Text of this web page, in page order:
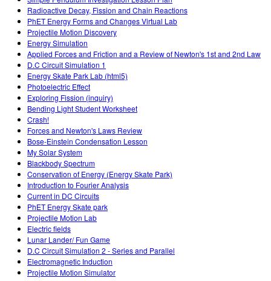
Radioactive Decay, Fission and Chain Reactions
PhET Energy Forms and Changes Virtual Lab
Projectile Motion Discovery
Energy Simulation
Applied Forces and Friction and a Review of Newton's 1st and 2nd Law
D.C Circuit Simulation 1
Energy Skate Park Lab (html5)
Photoelectric Effect
Exploring Fission (inquiry)
Bending Light Student Worksheet
Crash!
Forces and Newton's Laws Review
Bose-Einstein Condensation Lesson
My Solar System
Blackbody Spectrum
Conservation of Energy (Energy Skate Park)
Introduction to Fourier Analysis
Current in DC Circuits
PhET Energy Skate park
Projectile Motion Lab
Electric fields
Lunar Lander/ Fun Game
D.C Circuit Simulation 2 - Series and Parallel
Electromagnetic Induction
Projectile Motion Simulator